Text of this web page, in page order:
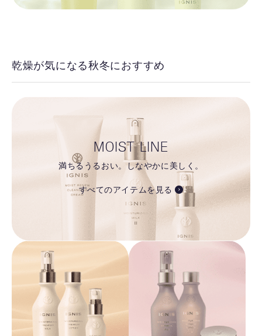
乾燥が気になる秋冬におすすめ
MOIST LINE
満ちるうるおい。しなやかに美しく。
すべてのアイテムを見る